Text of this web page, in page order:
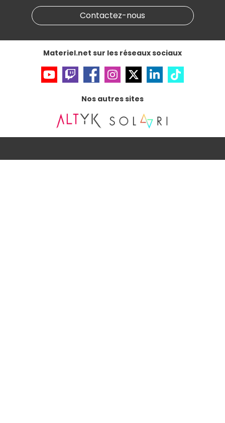
Gérer vos cookies
Accessibilité : non conformeContactez-nous
Materiel.net sur les réseaux sociaux
Nos autres sites